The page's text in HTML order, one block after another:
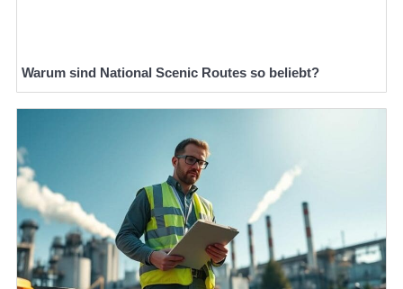
Warum sind National Scenic Routes so beliebt?